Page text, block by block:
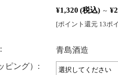
¥1,320 (税込) ～
[ポイント還元 13ポ
青島酒造
ピング）: